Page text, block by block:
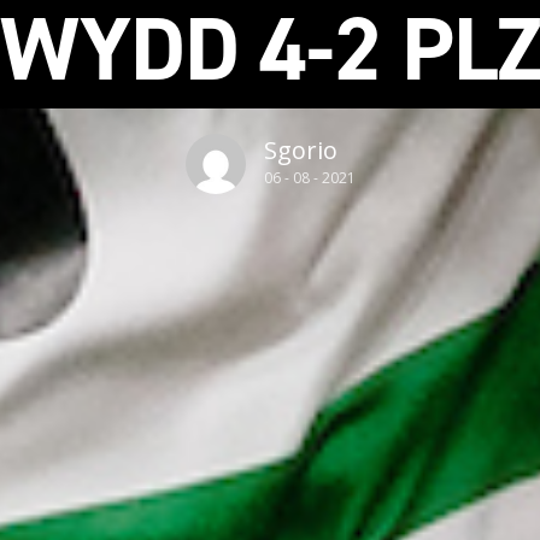
4-2
Sgorio
06 - 08 - 2021